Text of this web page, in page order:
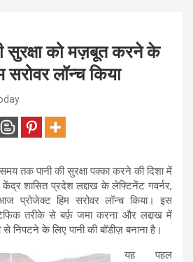
सुरक्षा को मज़बूत करने के
सरोवर लॉन्च किया
तक पानी की सुरक्षा पक्का करने की दिशा में
शासित प्रदेश लद्दाख के लेफ्टिनेंट गवर्नर,
प्रोजेक्ट हिम सरोवर लॉन्च किया। इस
तरीके से बर्फ़ जमा करना और लद्दाख में
से निपटने के लिए पानी की बॉडीज़ बनाना है।
यह पहल